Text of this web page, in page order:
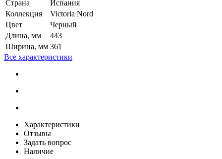
Страна
Испания
Коллекция
Victoria Nord
Цвет
Черный
Длина, мм
443
Ширина, мм 361
Все характеристики
Характеристики
Отзывы
Задать вопрос
Наличие